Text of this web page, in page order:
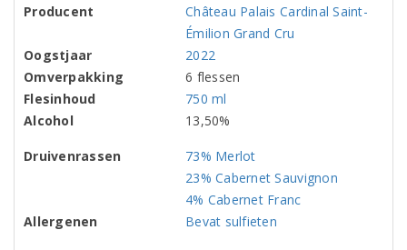
Producent
Château Palais Cardinal Saint-
Émilion Grand Cru
Oogstjaar
2022
Omverpakking
6 flessen
Flesinhoud
750 ml
Alcohol
13,50%
Druivenrassen
73% Merlot
23% Cabernet Sauvignon
4% Cabernet Franc
Allergenen
Bevat sulfieten